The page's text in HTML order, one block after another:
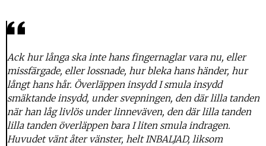
Ack hur långa ska inte hans fingernaglar vara nu, eller
missfärgade, eller lossnade, hur bleka hans händer, hur
långt hans hår. Överläppen insydd I smula insydd
smäktande insydd, under svepningen, den där lilla tanden
när han låg livlös under linneväven, den där lilla tanden
lilla tanden överläppen bara I liten smula indragen.
Huvudet vänt åter vänster, helt INBALJAD, liksom